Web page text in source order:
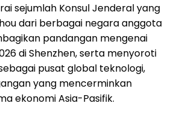
sejumlah Konsul Jenderal yang
dari berbagai negara anggota
pandangan mengenai
di Shenzhen, serta menyoroti
pusat global teknologi,
yang mencerminkan
ekonomi Asia-Pasifik.